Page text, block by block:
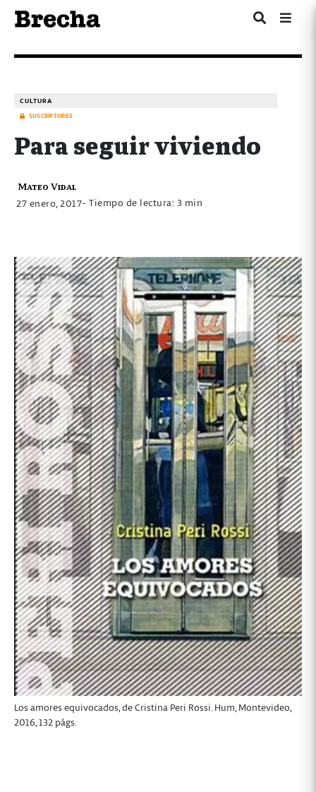
CULTURA
SUSCRIPTORES
Para seguir viviendo
Mateo Vidal
27 enero, 2017- Tiempo de lectura: 3 min
Los amores equivocados, de Cristina Peri Rossi. Hum, Montevideo,
2016, 132 págs.